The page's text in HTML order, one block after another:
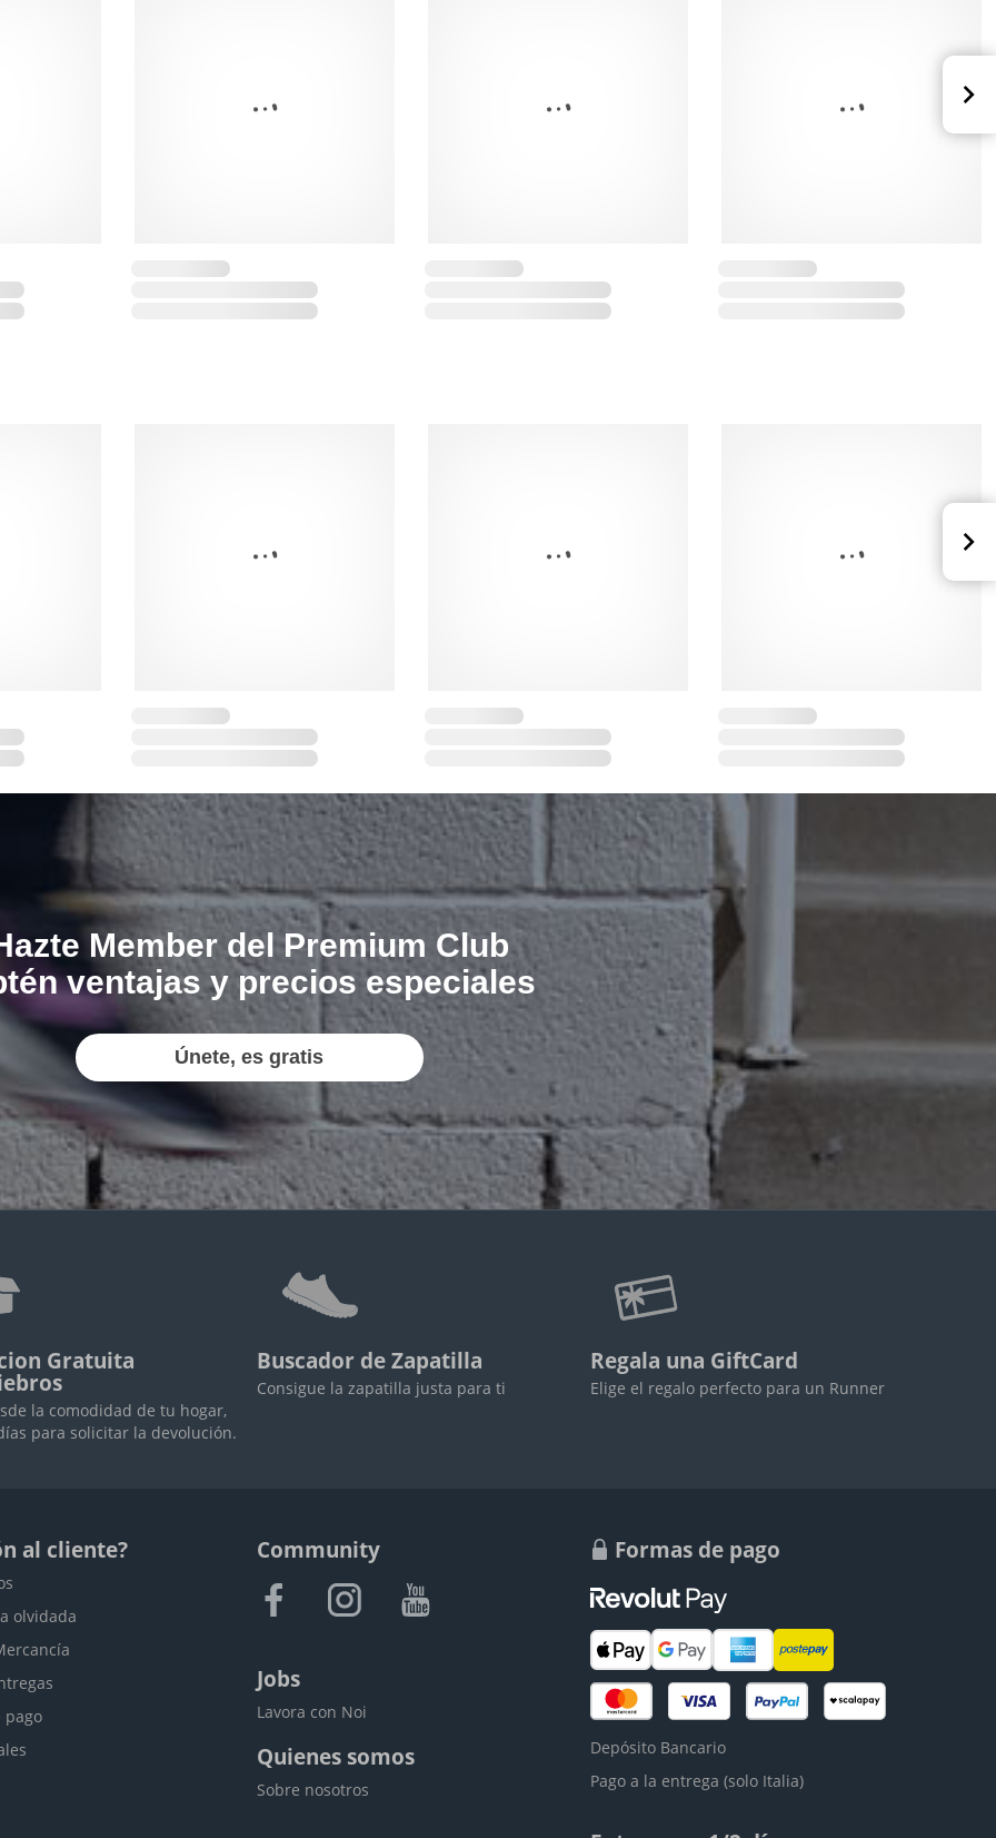
Member del Premium Club
ventajas y precios especiales
Únete, es gratis
Gratuita
la comodidad de tu hogar,
para solicitar la devolución.
Buscador de Zapatilla
Consigue la zapatilla justa para ti
Regala una GiftCard
Elige el regalo perfecto para un Runner
al cliente?
olvidada
pago
Community
Jobs
Lavora con Noi
Quienes somos
Sobre nosotros
Formas de pago
Depósito Bancario
Pago a la entrega (solo Italia)